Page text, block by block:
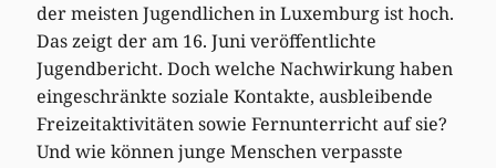
der meisten Jugendlichen in Luxemburg ist hoch.
Das zeigt der am 16. Juni veröffentlichte
Jugendbericht. Doch welche Nachwirkung haben
eingeschränkte soziale Kontakte, ausbleibende
Freizeitaktivitäten sowie Fernunterricht auf sie?
Und wie können junge Menschen verpasste